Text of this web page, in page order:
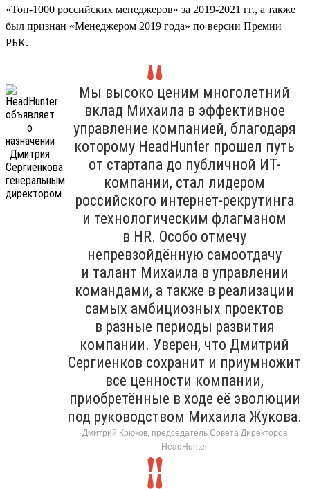
«Топ-1000 российских менеджеров» за 2019-2021 гг., а также
был признан «Менеджером 2019 года» по версии Премии
РБК.
Мы высоко ценим многолетний
вклад Михаила в эффективное
управление компанией, благодаря
которому HeadHunter прошел путь
от стартапа до публичной ИТ-
компании, стал лидером
российского интернет-рекрутинга
и технологическим флагманом
в HR. Особо отмечу
непревзойдённую самоотдачу
и талант Михаила в управлении
командами, а также в реализации
самых амбициозных проектов
в разные периоды развития
компании. Уверен, что Дмитрий
Сергиенков сохранит и приумножит
все ценности компании,
приобретённые в ходе её эволюции
под руководством Михаила Жукова.
Дмитрий Крюков, председатель Совета Директоров
HeadHunter